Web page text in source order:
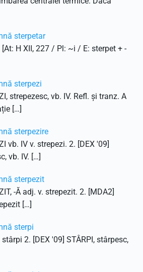
sterpetar
H XII, 227 / Pl: ~i / E: sterpet + -
sterpezi
strepezesc, vb. IV. Refl. și tranz. A
[…]
sterpezire
vb. IV v. strepezi. 2. [DEX '09]
vb. IV. […]
sterpezit
-Ă adj. v. strepezit. 2. [MDA2]
[…]
sterpi
2. [DEX '09] STÂRPI, stârpesc,